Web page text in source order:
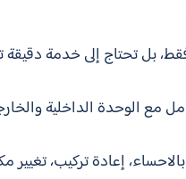
بل تحتاج إلى خدمة دقيقة
مع الوحدة الداخلية
إعادة تركيب، تغيير